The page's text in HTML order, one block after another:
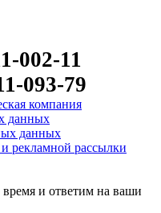
002-11
093-79
компания
данных
данных
рекламной рассылки
и ответим на ваши